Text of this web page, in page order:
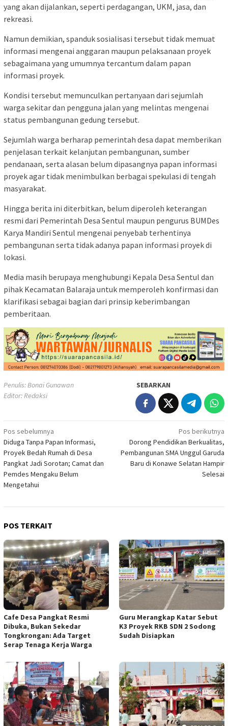
yang akan dijalankan, seperti perdagangan, UKM, jasa, dan
rekreasi.
Namun demikian, spanduk sosialisasi tersebut tidak memuat
informasi mengenai anggaran maupun pelaksanaan proyek
sebagaimana yang umumnya tercantum dalam papan
informasi proyek.
Kondisi tersebut memunculkan pertanyaan dari sejumlah
warga sekitar dan pengguna jalan yang melintas mengenai
status pembangunan gedung tersebut.
Sejumlah warga berharap pemerintah desa dapat memberikan
penjelasan terkait kelanjutan pembangunan, sumber
pendanaan, serta alasan belum dipasangnya papan informasi
proyek agar tidak menimbulkan berbagai spekulasi di tengah
masyarakat.
Hingga berita ini diterbitkan, belum diperoleh keterangan
resmi dari Pemerintah Desa Sentul maupun pengurus BUMDes
Karya Mandiri Sentul mengenai penyebab terhentinya
pembangunan serta tidak adanya papan informasi proyek di
lokasi.
Media masih berupaya menghubungi Kepala Desa Sentul dan
pihak Kecamatan Balaraja untuk memperoleh konfirmasi dan
klarifikasi sebagai bagian dari prinsip keberimbangan
pemberitaan.
Penulis: Bonai Gunawan
Editor: Redaksi
SEBARKAN
Navigasi
pos
Pos sebelumnya
Diduga Tanpa Papan Informasi,
Proyek Bedah Rumah di Desa
Pangkat Jadi Sorotan; Camat dan
Pemdes Mengaku Belum
Mengetahui
Pos berikutnya
Dorong Pendidikan Berkualitas,
Pembangunan SMA Unggul Garuda
Baru di Konawe Selatan Hampir
Selesai
POS TERKAIT
Cafe Desa Pangkat Resmi
Dibuka, Bukan Sekedar
Tongkrongan: Ada Target
Serap Tenaga Kerja Warga
Guru Merangkap Katar Sebut
K3 Proyek RKB SDN 2 Sodong
Sudah Disiapkan